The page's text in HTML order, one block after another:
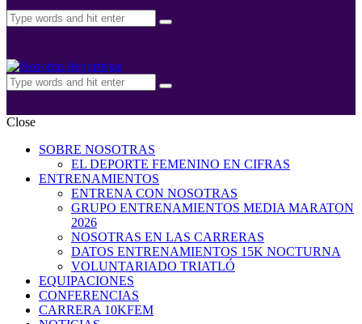
Close
SOBRE NOSOTRAS
EL DEPORTE FEMENINO EN CIFRAS
ENTRENAMIENTOS
ENTRENA CON NOSOTRAS
GRUPO ENTRENAMIENTOS MEDIA MARATON
2026
NOSOTRAS EN LAS CARRERAS
DATOS ENTRENAMIENTOS 15K NOCTURNA
VOLUNTARIADO TRIATLÓ
EQUIPACIONES
CONFERENCIAS
CARRERA 10KFEM